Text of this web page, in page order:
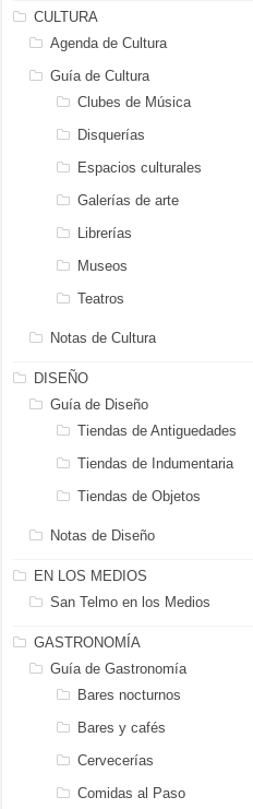
CULTURA
Agenda de Cultura
Guía de Cultura
Clubes de Música
Disquerías
Espacios culturales
Galerías de arte
Librerías
Museos
Teatros
Notas de Cultura
DISEÑO
Guía de Diseño
Tiendas de Antiguedades
Tiendas de Indumentaria
Tiendas de Objetos
Notas de Diseño
EN LOS MEDIOS
San Telmo en los Medios
GASTRONOMÍA
Guía de Gastronomía
Bares nocturnos
Bares y cafés
Cervecerías
Comidas al Paso